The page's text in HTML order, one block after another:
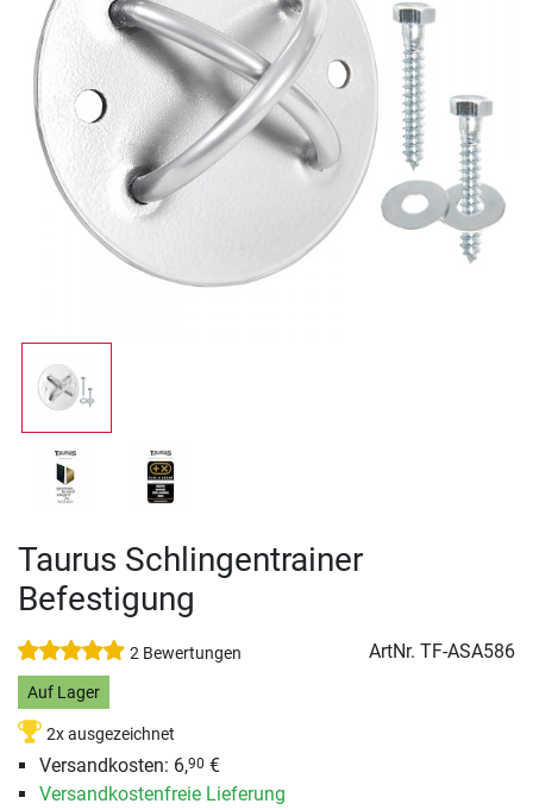
Taurus Schlingentrainer
Befestigung
2 Bewertungen ArtNr. TF-ASA586
Auf Lager
2x ausgezeichnet
Versandkosten: 6,90 €
Versandkostenfreie Lieferung